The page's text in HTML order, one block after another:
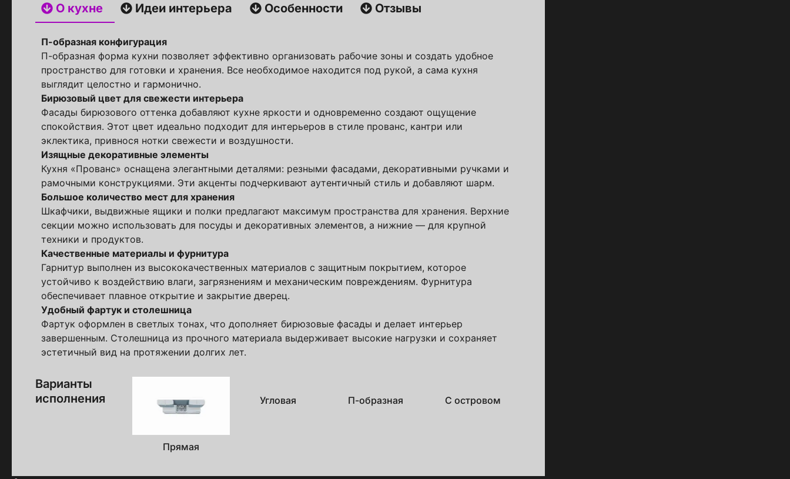
О кухне Идеи интерьера Особенности Отзывы
П-образная конфигурация
П-образная форма кухни позволяет эффективно организовать рабочие зоны и создать удобное
пространство для готовки и хранения. Все необходимое находится под рукой, а сама кухня
выглядит целостно и гармонично.
Бирюзовый цвет для свежести интерьера
Фасады бирюзового оттенка добавляют кухне яркости и одновременно создают ощущение
спокойствия. Этот цвет идеально подходит для интерьеров в стиле прованс, кантри или
эклектика, привнося нотки свежести и воздушности.
Изящные декоративные элементы
Кухня «Прованс» оснащена элегантными деталями: резными фасадами, декоративными ручками и
рамочными конструкциями. Эти акценты подчеркивают аутентичный стиль и добавляют шарм.
Большое количество мест для хранения
Шкафчики, выдвижные ящики и полки предлагают максимум пространства для хранения. Верхние
секции можно использовать для посуды и декоративных элементов, а нижние — для крупной
техники и продуктов.
Качественные материалы и фурнитура
Гарнитур выполнен из высококачественных материалов с защитным покрытием, которое
устойчиво к воздействию влаги, загрязнениям и механическим повреждениям. Фурнитура
обеспечивает плавное открытие и закрытие дверец.
Удобный фартук и столешница
Фартук оформлен в светлых тонах, что дополняет бирюзовые фасады и делает интерьер
завершенным. Столешница из прочного материала выдерживает высокие нагрузки и сохраняет
эстетичный вид на протяжении долгих лет.
Варианты
исполнения
Прямая
Угловая П-образная С островом
Стойте! Подождите!
Каталог авторских кухонь ПавМа,
популярных в 2026 году
Выберите куда Вам выслать?
Я ознакомлен(а) с политикой обработки ПДни даюсогласие
на обработку ПДн